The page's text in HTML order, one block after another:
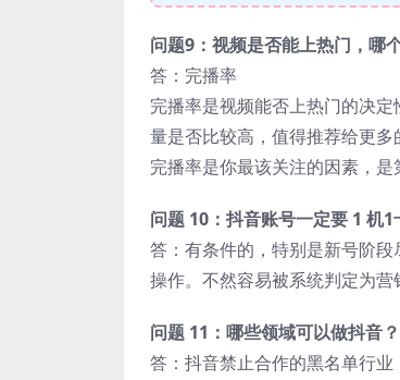
问题9：视频是否能上热门，哪
答：完播率
完播率是视频能否上热门的决
量是否比较高，值得推荐给更
完播率是你最该关注的因素，
问题 10：抖音账号一定要 1 机1
答：有条件的，特别是新号阶
操作。不然容易被系统判定为
问题 11：哪些领域可以做抖音
答：抖音禁止合作的黑名单行